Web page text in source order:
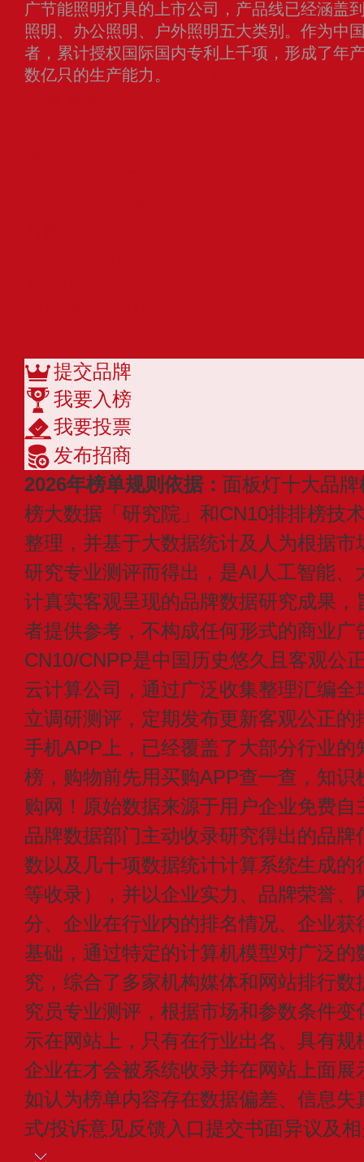
广节能照明灯具的上市公司，产品线已经涵盖
照明、办公照明、户外照明五大类别。作为中
者，累计授权国际国内专利上千项，形成了年
数亿只的生产能力。
提交品牌
我要入榜
我要投票
发布招商
2026年榜单规则依据： 面板灯十大品
榜大数据「研究院」和CN10排排榜技
整理，并基于大数据统计及人为根据
研究专业测评而得出，是AI人工智能、
计真实客观呈现的品牌数据研究成果
者提供参考，不构成任何形式的商业广
CN10/CNPP是中国历史悠久且客观公
云计算公司，通过广泛收集整理汇编
立调研测评，定期发布更新客观公正
手机APP上，已经覆盖了大部分行业
榜，购物前先用买购APP查一查，知
购网！原始数据来源于用户企业免费
品牌数据部门主动收录研究得出的品
数以及几十项数据统计计算系统生成
等收录），并以企业实力、品牌荣誉
分、企业在行业内的排名情况、企业
基础，通过特定的计算机模型对广泛
究，综合了多家机构媒体和网站排行
究员专业测评，根据市场和参数条件
示在网站上，只有在行业出名、具有
企业在才会被系统收录并在网站上面
如认为榜单内容存在数据偏差、信息
式/投诉意见反馈入口提交书面异议及